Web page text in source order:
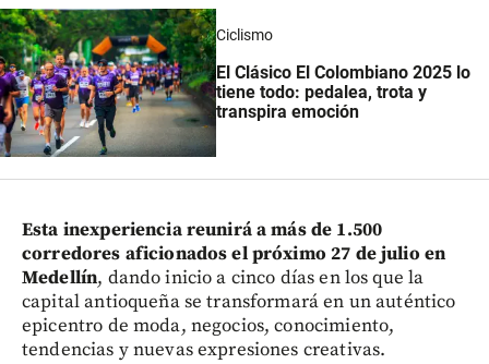
Ciclismo
El Clásico El Colombiano 2025 lo
tiene todo: pedalea, trota y
transpira emoción
Esta inexperiencia reunirá a más de 1.500
corredores aficionados el próximo 27 de julio en
Medellín, dando inicio a cinco días en los que la
capital antioqueña se transformará en un auténtico
epicentro de moda, negocios, conocimiento,
tendencias y nuevas expresiones creativas.